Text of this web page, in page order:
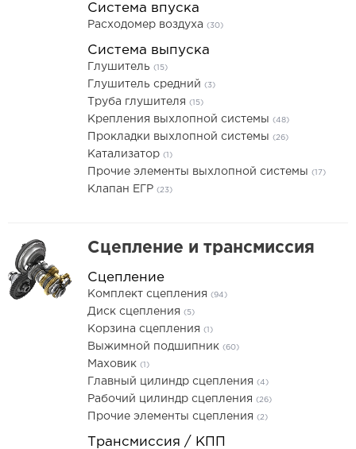
Система впуска
Расходомер воздуха (30)
Система выпуска
Глушитель (15)
Глушитель средний (3)
Труба глушителя (15)
Крепления выхлопной системы (48)
Прокладки выхлопной системы (26)
Катализатор (1)
Прочие элементы выхлопной системы (17)
Клапан ЕГР (23)
Сцепление и трансмиссия
Сцепление
Комплект сцепления (94)
Диск сцепления (5)
Корзина сцепления (1)
Выжимной подшипник (60)
Маховик (1)
Главный цилиндр сцепления (4)
Рабочий цилиндр сцепления (26)
Прочие элементы сцепления (2)
Трансмиссия / КПП